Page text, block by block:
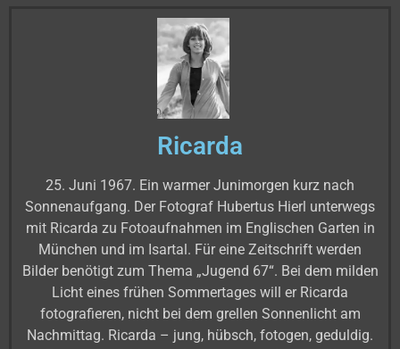
Ricarda
25. Juni 1967. Ein warmer Junimorgen kurz nach
Sonnenaufgang. Der Fotograf Hubertus Hierl unterwegs
mit Ricarda zu Fotoaufnahmen im Englischen Garten in
München und im Isartal. Für eine Zeitschrift werden
Bilder benötigt zum Thema „Jugend 67“. Bei dem milden
Licht eines frühen Sommertages will er Ricarda
fotografieren, nicht bei dem grellen Sonnenlicht am
Nachmittag. Ricarda – jung, hübsch, fotogen, geduldig.